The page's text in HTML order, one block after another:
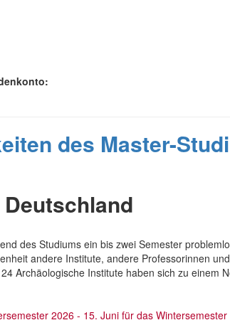
des Master-
des Studiums ein bis zwei Semester
andere Institute, andere Professorinnen
Archäologische Institute haben sich zu einem
2026 - 15. Juni für das